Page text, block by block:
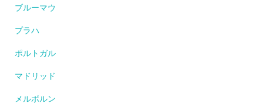
ブルーマウ
プラハ
ポルトガル
マドリッド
メルボルン